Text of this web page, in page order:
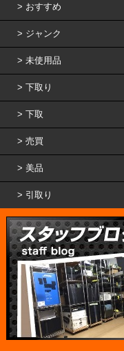
おすすめ
ジャンク
未使用品
下取り
下取
売買
美品
引取り